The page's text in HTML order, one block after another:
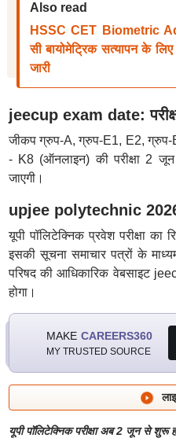
Also read
HSSC CET Biometric
सी बायोमेट्रिक सत्यापन के
जारी
jeecup exam date:
जीकप ग्रुप-A, ग्रुप-E1, E2,
- K8 (ऑनलाइन) की परीक्षा 2
जाएगी।
upjee polytechnic
यूपी पॉलिटेक्निक प्रवेश परीक्षा का
इसकी सूचना समाचार पत्रों के
परिषद की आधिकारिक वेबसाइट
होगा।
MAKE CAREERS360
MY TRUSTED SOURCE
यूपी पॉलिटेक्निक परीक्षा अब 2 जून से